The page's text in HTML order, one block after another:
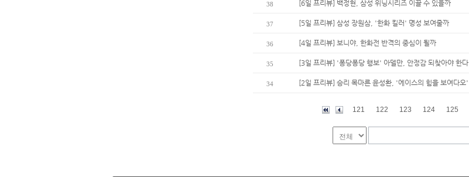
38 [6일 프리뷰] 백정현, 삼성 위닝시리즈 이끌 수 있을까
37 [5일 프리뷰] 삼성 장원삼, '한화 킬러' 명성 보여줄까
36 [4일 프리뷰] 보니야, 한화전 반격의 중심이 될까
35 [3일 프리뷰] '퐁당퐁당 행보' 아델만, 안정감 되찾아야 한다
34 [2일 프리뷰] 승리 목마른 윤성환, '에이스의 힘을 보여다오'
121 122 123 124 125